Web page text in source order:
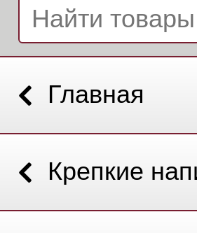
Главная
Крепкие